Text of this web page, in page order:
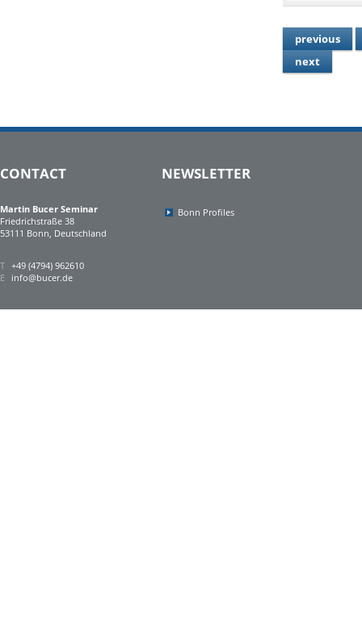
previous
next
CONTACT
Martin Bucer Seminar
Friedrichstraße 38
53111 Bonn, Deutschland
T +49 (4794) 962610
E info@bucer.de
NEWSLETTER
Bonn Profiles